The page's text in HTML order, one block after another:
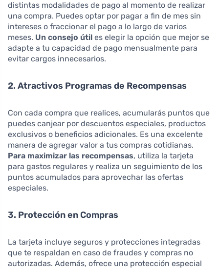
distintas modalidades de pago al momento de realizar
una compra. Puedes optar por pagar a fin de mes sin
intereses o fraccionar el pago a lo largo de varios
meses. Un consejo útil es elegir la opción que mejor se
adapte a tu capacidad de pago mensualmente para
evitar cargos innecesarios.
2. Atractivos Programas de Recompensas
Con cada compra que realices, acumularás puntos que
puedes canjear por descuentos especiales, productos
exclusivos o beneficios adicionales. Es una excelente
manera de agregar valor a tus compras cotidianas.
Para maximizar las recompensas, utiliza la tarjeta
para gastos regulares y realiza un seguimiento de los
puntos acumulados para aprovechar las ofertas
especiales.
3. Protección en Compras
La tarjeta incluye seguros y protecciones integradas
que te respaldan en caso de fraudes y compras no
autorizadas. Además, ofrece una protección especial